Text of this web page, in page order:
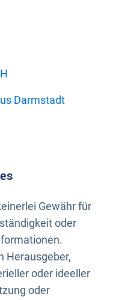
Darmstadt
Gewähr für
oder
Herausgeber,
oder ideeller
oder